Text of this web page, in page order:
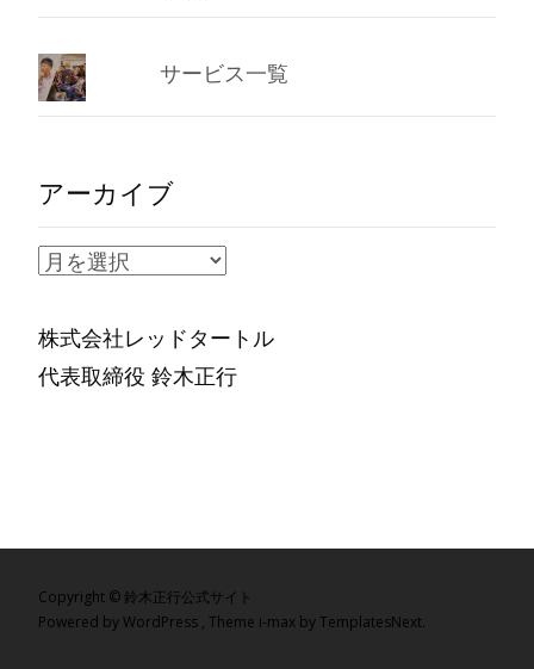
サービス一覧
アーカイブ
ア
カ
イ
株式会社レッドタートル
代表取締役 鈴木正行
Copyright © 鈴木正行公式サイト
Powered by WordPress , Theme i-max by TemplatesNext.